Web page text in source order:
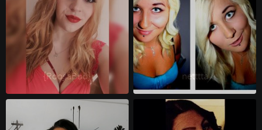
{RoosaBöö} netttta